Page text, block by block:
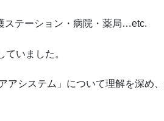
ステーション・病院・薬局…etc.
いました。
アシステム」について理解を深め